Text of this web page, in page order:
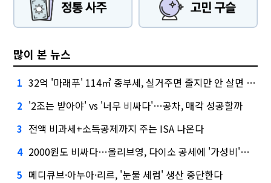
많이 본 뉴스
1 32억 '마래푸' 114㎡ 종부세, 실거주면 줄지만 안 살면 2.5배
2 '2조는 받아야' vs '너무 비싸다'…공차, 매각 성공할까
3 전액 비과세+소득공제까지 주는 ISA 나온다
4 2000원도 비싸다…올리브영, 다이소 공세에 '가성비'로 맞불
5 메디큐브·아누아·리르, '눈물 세럼' 생산 중단한다